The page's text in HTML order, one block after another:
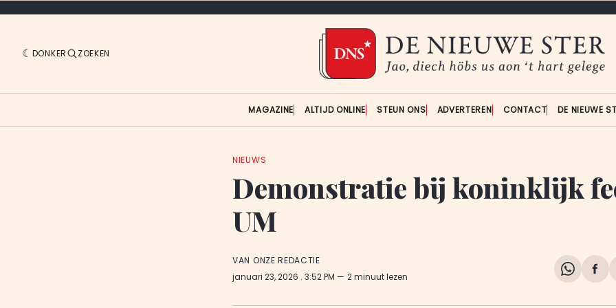
DONKER ZOEKEN
MAGAZINE ALTIJD ONLINE STEUN ONS ADVERTEREN CONTACT DE NIEUWE
NIEUWS
Demonstratie bij koninklijk
UM
VAN ONZE REDACTIE
januari 23, 2026 . 3:52 PM 2 minuut lezen
Share